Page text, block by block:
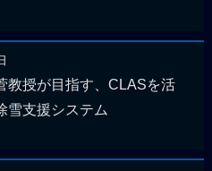
教授が目指す、CLASを活
雪支援システム